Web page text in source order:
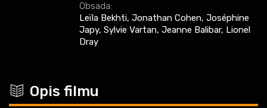
Obsada:
Leïla Bekhti, Jonathan Cohen, Joséphine
Japy, Sylvie Vartan, Jeanne Balibar, Lionel
Dray
c Opis filmu